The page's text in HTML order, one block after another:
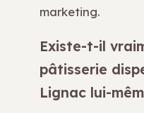
marketing.
Existe-t-il
pâtisserie
Lignac lui-